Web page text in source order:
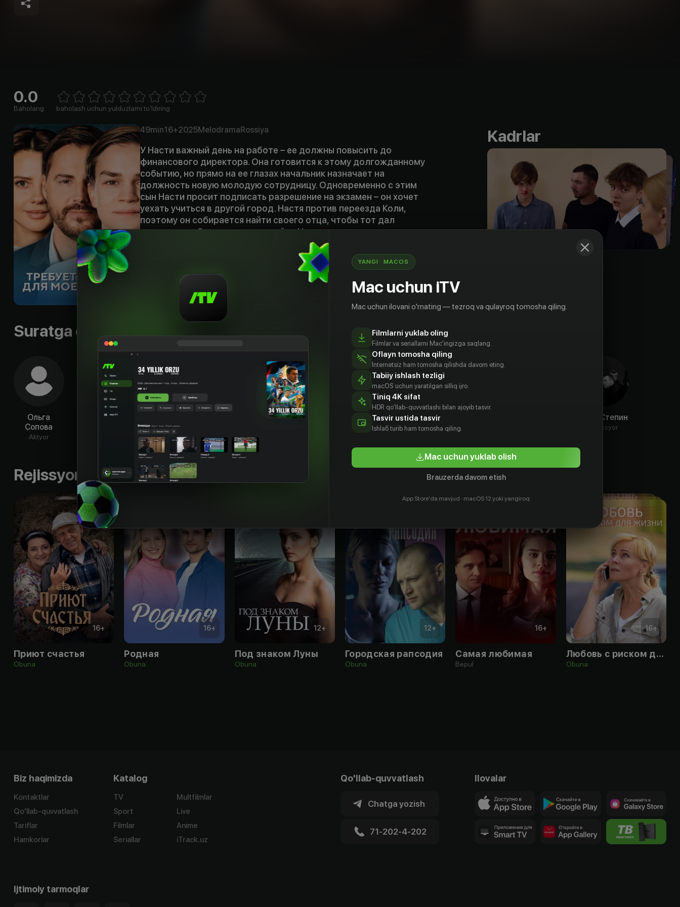
0.0
Baholang 1 Star2 Stars3 Stars4 Stars5 Stars6 Stars7 Stars8 Stars
baholash uchun yulduzlarni to'ldiring
49min16+2025MelodramaRossiya
У Насти важный день на работе – ее должны повысить до
финансового директора. Она готовится к этому долгожданному
событию, но прямо на ее глазах начальник назначает на
должность новую молодую сотрудницу. Одновременно с этим
сын Насти просит подписать разрешение на экзамен – он хочет
уехать учиться в другой город. Настя против переезда Коли,
поэтому он собирается найти своего отца, чтобы тот дал
разрешение. Совершенно случайно Настя сталкивается с
Максимом, которому рассказывает о всех своих бедах. Он
помогает ей решить проблему с сыном, притворившись его отцом
– запрещает уезжать. Кажется, что все наладилось, как внезапно
объявляется настоящий отец Коли
Kadrlar
Suratga olish guruhi
Ольга
Сопова
Aktyor
Артём
Новикова
Aktyor Aktyor
Анна
Александр
Гиренок
Оливия
Харланчук-
Aktyor
Сидорчик
Петр Степин
Rejissyor
Rejissyorning boshqa ishlari
16+
Приют счастья
Obuna
16+
Родная
Obuna
12+
Под знаком Луны
Obuna
12+
Городская рапсодия
Obuna
16+
Самая любимая
Bepul
16+
Любовь с риском для жизни
Obuna
Biz haqimizda
Kontaktlar
Qo'llab-quvvatlash
Tariflar
Hamkorlar
Katalog
TV
Sport
Filmlar
Seriallar
Multfilmlar
Live
Anime
iTrack.uz
Qo'llab-quvvatlash
Chatga yozish
71-202-4-202
Ilovalar
Ijtimoiy tarmoqlar
YANGI · MACOS
Mac uchun iTV
Mac uchun ilovani o'rnating — tezroq va qulayroq tomosha qiling.
Filmlarni yuklab oling
Filmlar va seriallarni Mac'ingizga saqlang.
Oflayn tomosha qiling
Internetsiz ham tomosha qilishda davom eting.
Tabiiy ishlash tezligi
macOS uchun yaratilgan silliq ijro.
Tiniq 4K sifat
HDR qo'llab-quvvatlashi bilan ajoyib tasvir.
Tasvir ustida tasvir
Ishlаб turib ham tomosha qiling.
Mac uchun yuklab olish
Brauzerda davom etish
App Store'da mavjud · macOS 12 yoki yangiroq